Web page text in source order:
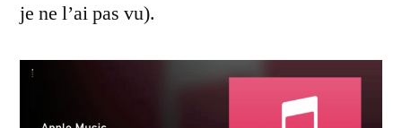
je ne l’ai pas vu).